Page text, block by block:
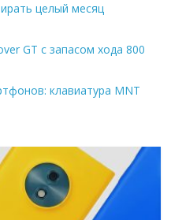
целый месяц
GT с запасом хода 800
клавиатура MNT